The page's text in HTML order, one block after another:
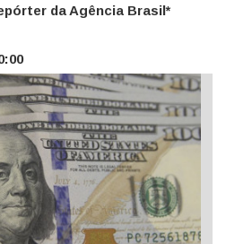
da Agência Brasil*